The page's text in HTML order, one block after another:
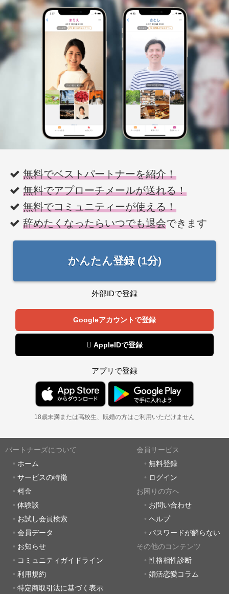
無料でベストパートナーを紹介！
無料でアプローチメールが送れる！
無料でコミュニティーが使える！
辞めたくなったらいつでも退会できます
かんたん登録 (1分)
外部IDで登録
Googleアカウントで登録
 AppleIDで登録
アプリで登録
18歳未満または高校生、既婚の方はご利用いただけません
パートナーズについて
ホーム
サービスの特徴
料金
体験談
お試し会員検索
会員データ
お知らせ
コミュニティガイドライン
利用規約
特定商取引法に基づく表示
会員サービス
無料登録
ログイン
お困りの方へ
お問い合わせ
ヘルプ
パスワードが解らない
その他のコンテンツ
性格相性診断
婚活恋愛コラム